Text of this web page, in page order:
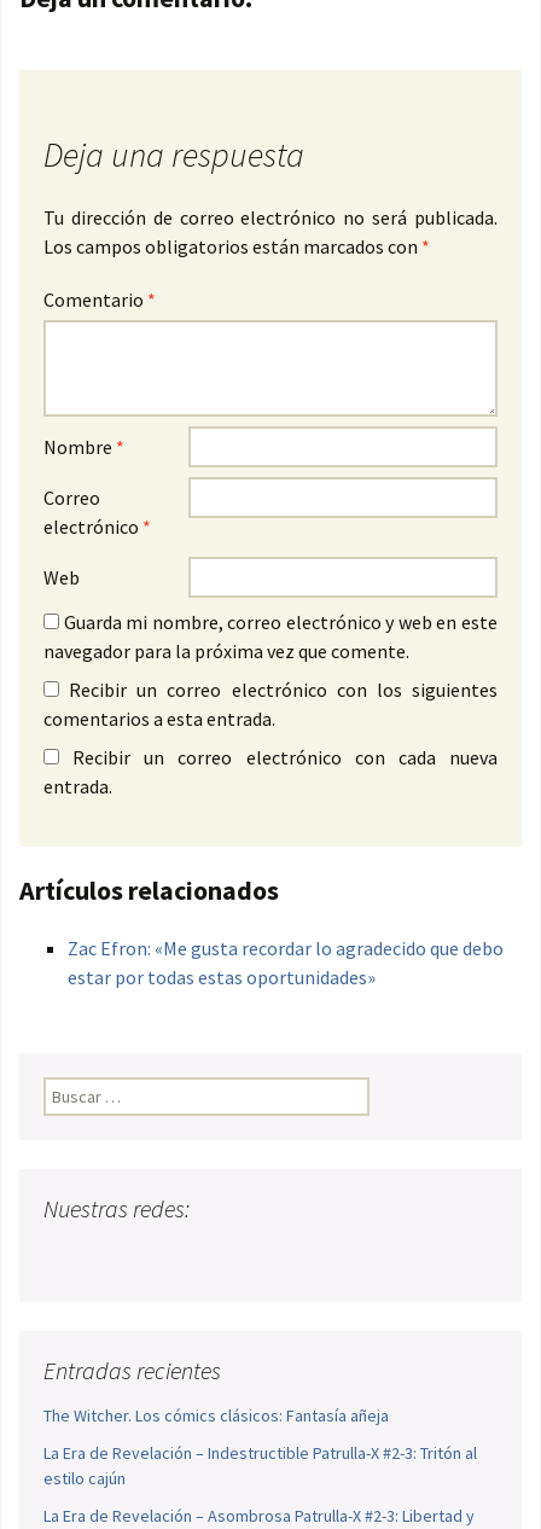
Deja una respuesta
Tu dirección de correo electrónico no será publicada.
Los campos obligatorios están marcados con *
Comentario *
Nombre *
Correo
electrónico *
Web
Guarda mi nombre, correo electrónico y web en este
navegador para la próxima vez que comente.
Recibir un correo electrónico con los siguientes
comentarios a esta entrada.
Recibir un correo electrónico con cada nueva
entrada.
Artículos relacionados
Zac Efron: «Me gusta recordar lo agradecido que debo
estar por todas estas oportunidades»
Buscar:
Nuestras redes:
Entradas recientes
The Witcher. Los cómics clásicos: Fantasía añeja
La Era de Revelación – Indestructible Patrulla-X #2-3: Tritón al
estilo cajún
La Era de Revelación – Asombrosa Patrulla-X #2-3: Libertad y